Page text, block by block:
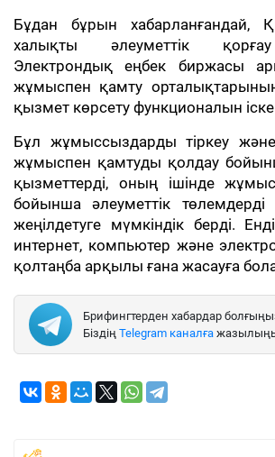
Бұдан бұрын хабарланғандай,
халықты әлеуметтік қорғау
Электрондық еңбек биржасы
жұмыспен қамту
қызмет көрсету функционалын
Бұл жұмыссыздарды тіркеу
жұмыспен қамтуды қолдау
қызметтерді, оның ішінде
бойынша әлеуметтік төлемдерді
жеңілдетуге мүмкіндік берді.
интернет, компьютер және
қолтаңба арқылы ғана жасауға
Брифингтерден хабардар
Біздің Telegram каналға